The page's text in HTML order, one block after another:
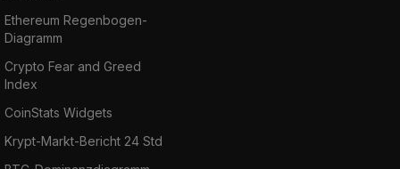
Ethereum Regenbogen-
Diagramm
Crypto Fear and Greed
Index
CoinStats Widgets
Krypt-Markt-Bericht 24 Std